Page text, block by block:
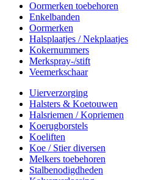
Oormerken toebehoren
Enkelbanden
Oormerken
Halsplaatjes / Nekplaatjes
Kokernummers
Merkspray-/stift
Veemerkschaar
Uierverzorging
Halsters & Koetouwen
Halsriemen / Kopriemen
Koerugborstels
Koeliften
Koe / Stier diversen
Melkers toebehoren
Stalbenodigdheden